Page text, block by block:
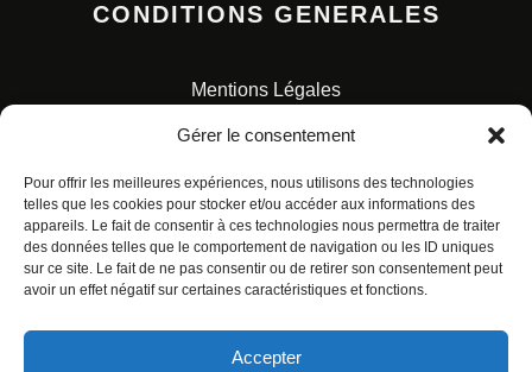
Gérer le consentement
Pour offrir les meilleures expériences, nous utilisons des technologies
telles que les cookies pour stocker et/ou accéder aux informations des
appareils. Le fait de consentir à ces technologies nous permettra de traiter
des données telles que le comportement de navigation ou les ID uniques
sur ce site. Le fait de ne pas consentir ou de retirer son consentement peut
avoir un effet négatif sur certaines caractéristiques et fonctions.
Accepter
CONDITIONS GENERALES
Mentions Légales
Charte pour la protection des données personnelles
© ALL RIGHTS RESERVED. URBAN COMICS POUR LES